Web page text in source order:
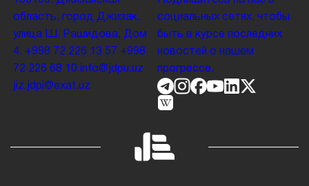
область, город Джизак,
улица Ш. Рашидова, Дом
4. +998 72 226 13 57 +998
72 226 68 10 info@jdpu.uz
jiz.jdpi@exat.uz
социальных сетях, чтобы
быть в курсе последних
новостей о нашем
прогрессе.